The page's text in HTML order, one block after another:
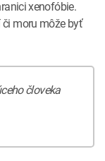
xenofóbie.
moru môže byť
človeka